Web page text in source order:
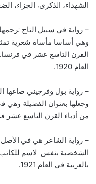
الشهداء، الذكرى، الجزاء،
– رواية في سبيل التاج
وهي أساسا مأساة شعرية
القرن التاسع عشر في
العام 1920.
– رواية بول وفرجيني صاغها
وجعلها بعنوان الفضيلة وهي
من أدباء القرن التاسع عشر في
– رواية الشاعر هي في
الشخصية بنفس الاسم
بالعربية في العام 1921.